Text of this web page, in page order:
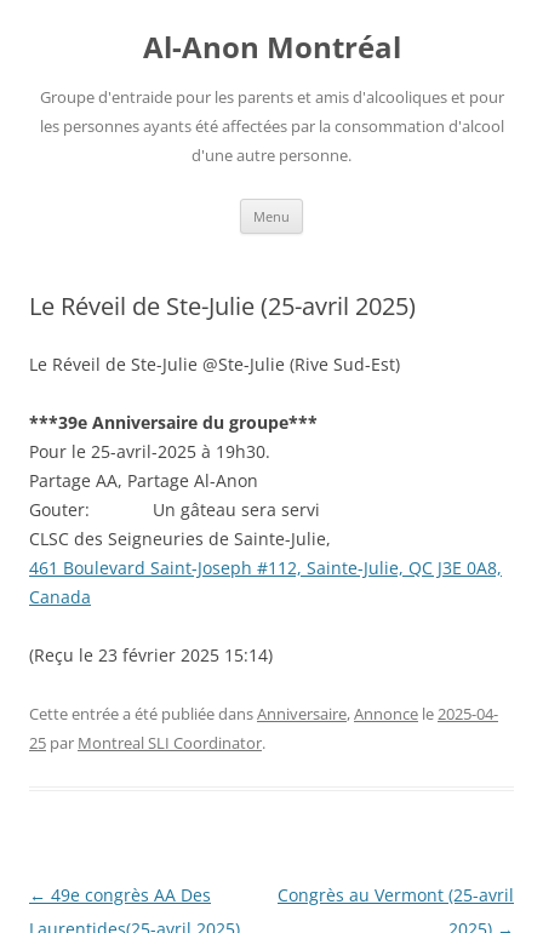
Al-Anon Montréal
Groupe d'entraide pour les parents et amis d'alcooliques et pour
les personnes ayants été affectées par la consommation d'alcool
d'une autre personne.
Menu
Le Réveil de Ste-Julie (25-avril 2025)
Le Réveil de Ste-Julie @Ste-Julie (Rive Sud-Est)
***39e Anniversaire du groupe***
Pour le 25-avril-2025 à 19h30.
Partage AA, Partage Al-Anon
Gouter: Un gâteau sera servi
CLSC des Seigneuries de Sainte-Julie,
461 Boulevard Saint-Joseph #112, Sainte-Julie, QC J3E 0A8,
Canada
(Reçu le 23 février 2025 15:14)
Cette entrée a été publiée dansAnniversaire,Annonce le2025-04-
25 par Montreal SLI Coordinator.
Navigation
← 49e congrès AA Des
Congrès au Vermont (25-avril